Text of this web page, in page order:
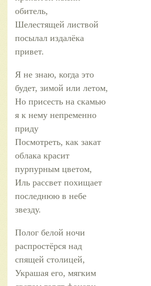
обитель,
Шелестящей листвой
посылал издалёка
привет.
Я не знаю, когда это
будет, зимой или летом,
Но присесть на скамью
я к нему непременно
приду
Посмотреть, как закат
облака красит
пурпурным цветом,
Иль рассвет похищает
последнюю в небе
звезду.
Полог белой ночи
распростёрся над
спящей столицей,
Украшая его, мягким